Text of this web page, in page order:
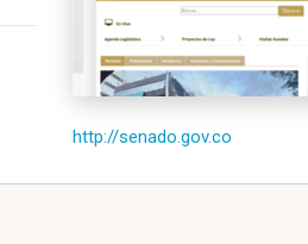
http://senado.gov.co